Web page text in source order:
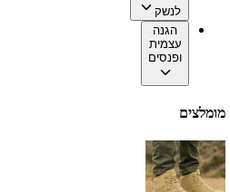
לנשק
הגנה
עצמית
ופנסים
מומלצים